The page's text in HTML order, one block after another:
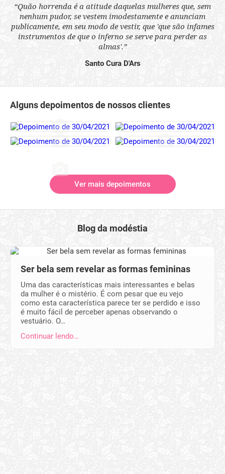
“Quão horrenda é a atitude daquelas mulheres que, sem
nenhum pudor, se vestem imodestamente e anunciam
publicamente, em seu modo de vestir, que 'que são infames
instrumentos de que o inferno se serve para perder as
almas'.”
Santo Cura D'Ars
Alguns depoimentos de nossos clientes
Ver mais depoimentos
Blog da modéstia
Ser bela sem revelar as formas femininas
Uma das características mais interessantes e belas
da mulher é o mistério. É com pesar que eu vejo
como esta característica parece ter se perdido e isso
é muito fácil de perceber apenas observando o
vestuário. O…
Continuar lendo…